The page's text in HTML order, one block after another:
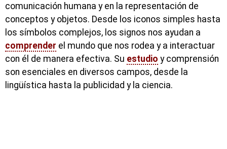
comunicación humana y en la representación de
conceptos y objetos. Desde los iconos simples hasta
los símbolos complejos, los signos nos ayudan a
comprender el mundo que nos rodea y a interactuar
con él de manera efectiva. Su estudio y comprensión
son esenciales en diversos campos, desde la
lingüística hasta la publicidad y la ciencia.